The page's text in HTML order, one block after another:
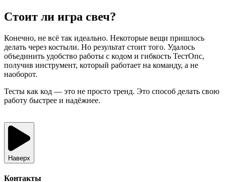
Стоит ли игра свеч?
Конечно, не всё так идеально. Некоторые вещи пришлось
делать через костыли. Но результат стоит того. Удалось
объединить удобство работы с кодом и гибкость ТестОпс,
получив инструмент, который работает на команду, а не
наоборот.
Тесты как код — это не просто тренд. Это способ делать свою
работу быстрее и надёжнее.
Наверх
Контакты